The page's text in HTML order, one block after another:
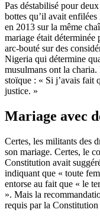
Pas déstabilisé pour
bottes qu’il avait
en 2013 sur la même
mariage était déterminée
arc-bouté sur des
Nigeria qui détermine
musulmans ont la charia.
stoïque : « Si j’avais fait
justice. »
Mariage avec
Certes, les militants des
son mariage. Certes, le
Constitution avait
indiquant que « toute
entorse au fait que « le
». Mais la
requis par la